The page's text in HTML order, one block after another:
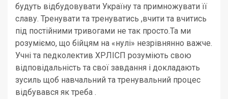
будуть відбудовувати Україну та примножувати її
славу. Тренувати та тренуватись ,вчити та вчитись
під постійними тривогами не так просто.Та ми
розуміємо, що бійцям на «нулі» незрівнянно важче.
Учні та педколектив ХРЛІСП розуміють свою
відповідальність та свої завдання і докладають
зусиль щоб навчальний та тренувальний процес
відбувався як треба .